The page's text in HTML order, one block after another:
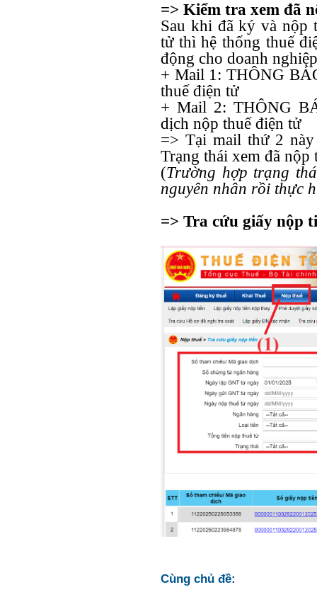
=> Kiểm tra xem đã
Sau khi đã ký và nộp
tử thì hệ thống thuế
động cho doanh
+ Mail 1: THÔNG
thuế điện tử
+ Mail 2: THÔNG
dịch nộp thuế điện tử
=> Tại mail thứ 2
Trạng thái xem đã nộp
(Trường hợp trạng
nguyên nhân rồi thực
=> Tra cứu giấy nộp
Cùng chủ đề: